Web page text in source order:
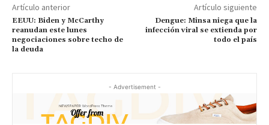
Artículo anterior
EEUU: Biden y McCarthy
reanudan este lunes
negociaciones sobre techo de
la deuda
Artículo siguiente
Dengue: Minsa niega que la
infección viral se extienda por
todo el país
- Advertisement -